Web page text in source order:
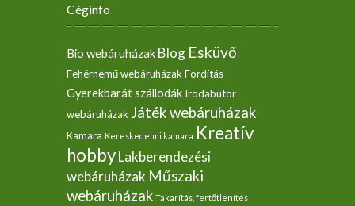
Céginfo
Bio webáruházak Blog Esküvő
Fehérnemű webáruházak Fordítás
Gyerekbarát szállodák Irodabútor
webáruházak Játék webáruházak
Kamara Kereskedelmi kamara Kreatív
hobbyLakberendezési
webáruházak Műszaki
webáruházak Takarítás, fertőtlenítés